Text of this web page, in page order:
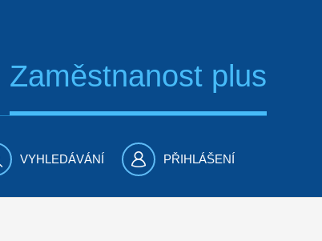
Zaměstnanost plus
VYHLEDÁVÁNÍ PŘIHLÁŠENÍ